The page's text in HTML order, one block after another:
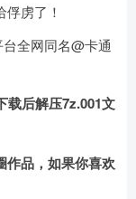
虏了！
全网同名@卡通
载后解压7z.001文
作品，如果你喜欢